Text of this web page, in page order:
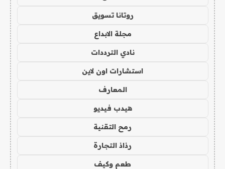
روتانا تسويق
مجلة الابداع
نادي الترددات
استشارات اون لاين
المعارف
هيدب فيديو
رمح التقنية
رذاذ التجارة
طعم وكيف